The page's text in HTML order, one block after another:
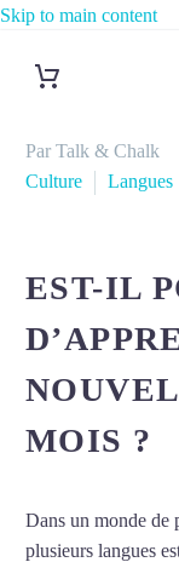
Skip to main content
Par Talk & Chalk
Culture
Langues
EST-IL
MOIS ?
Dans un monde de
plusieurs langues